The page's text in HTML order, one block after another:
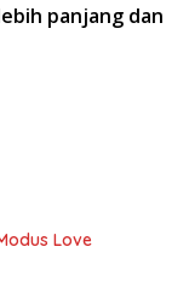
panjang dan
Love